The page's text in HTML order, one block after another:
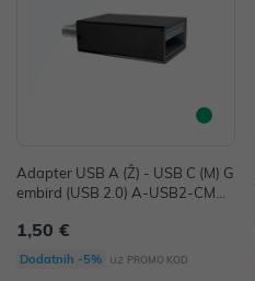
Adapter USB A (Ž) - USB C (M) G
embird (USB 2.0) A-USB2-CMAF
1,50 €
Dodatnih -5% uz PROMO KOD